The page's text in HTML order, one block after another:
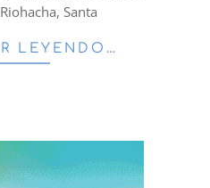
Santa
LEYENDO…